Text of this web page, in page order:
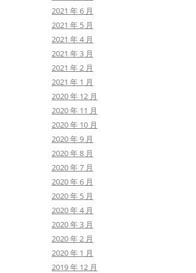
2021 年 6 月
2021 年 5 月
2021 年 4 月
2021 年 3 月
2021 年 2 月
2021 年 1 月
2020 年 12 月
2020 年 11 月
2020 年 10 月
2020 年 9 月
2020 年 8 月
2020 年 7 月
2020 年 6 月
2020 年 5 月
2020 年 4 月
2020 年 3 月
2020 年 2 月
2020 年 1 月
2019 年 12 月